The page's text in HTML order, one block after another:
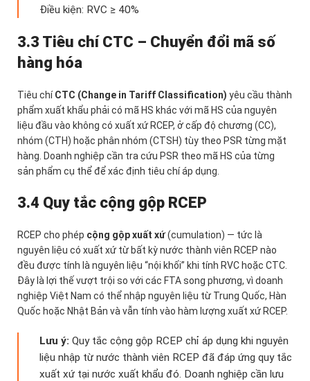
Điều kiện: RVC ≥ 40%
3.3 Tiêu chí CTC – Chuyển đổi mã số
hàng hóa
Tiêu chíCTC (Change in Tariff Classification) yêu cầu thành
phẩm xuất khẩu phải có mã HS khác với mã HS của nguyên
liệu đầu vào không có xuất xứ RCEP, ở cấp độ chương (CC),
nhóm (CTH) hoặc phân nhóm (CTSH) tùy theo PSR từng mặt
hàng. Doanh nghiệp cần tra cứu PSR theo mã HS của từng
sản phẩm cụ thể để xác định tiêu chí áp dụng.
3.4 Quy tắc cộng gộp RCEP
RCEP cho phép cộng gộp xuất xứ(cumulation) — tức là
nguyên liệu có xuất xứ từ bất kỳ nước thành viên RCEP nào
đều được tính là nguyên liệu “nội khối” khi tính RVC hoặc CTC.
Đây là lợi thế vượt trội so với các FTA song phương, vì doanh
nghiệp Việt Nam có thể nhập nguyên liệu từ Trung Quốc, Hàn
Quốc hoặc Nhật Bản và vẫn tính vào hàm lượng xuất xứ RCEP.
Lưu ý: Quy tắc cộng gộp RCEP chỉ áp dụng khi nguyên
liệu nhập từ nước thành viên RCEP đã đáp ứng quy tắc
xuất xứ tại nước xuất khẩu đó. Doanh nghiệp cần lưu